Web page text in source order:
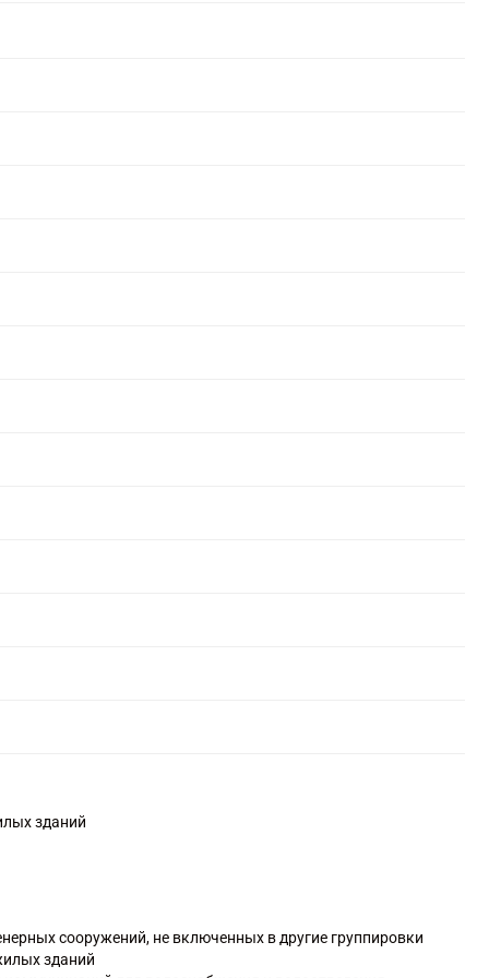
зданий
сооружений, не включенных в другие группировки
зданий